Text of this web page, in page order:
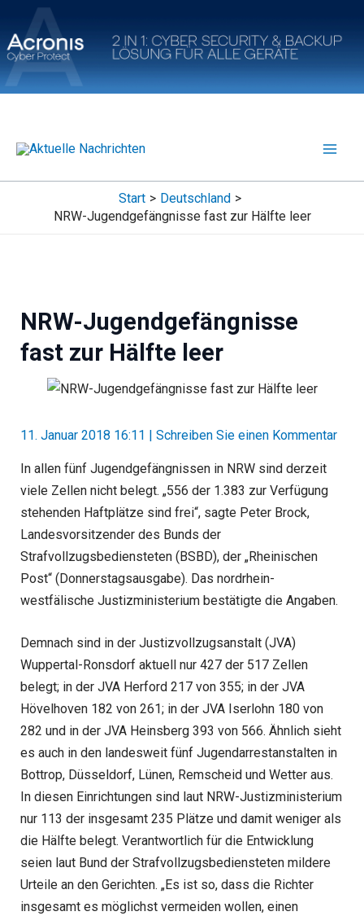
Inhalt
springen
Start
Deutschland
NRW-Jugendgefängnisse fast zur Hälfte leer
NRW-Jugendgefängnisse
fast zur Hälfte leer
11. Januar 2018 16:11 | Schreiben Sie einen Kommentar
In allen fünf Jugendgefängnissen in NRW sind derzeit
viele Zellen nicht belegt. „556 der 1.383 zur Verfügung
stehenden Haftplätze sind frei“, sagte Peter Brock,
Landesvorsitzender des Bunds der
Strafvollzugsbediensteten (BSBD), der „Rheinischen
Post“ (Donnerstagsausgabe). Das nordrhein-
westfälische Justizministerium bestätigte die Angaben.
Demnach sind in der Justizvollzugsanstalt (JVA)
Wuppertal-Ronsdorf aktuell nur 427 der 517 Zellen
belegt; in der JVA Herford 217 von 355; in der JVA
Hövelhoven 182 von 261; in der JVA Iserlohn 180 von
282 und in der JVA Heinsberg 393 von 566. Ähnlich sieht
es auch in den landesweit fünf Jugendarrestanstalten in
Bottrop, Düsseldorf, Lünen, Remscheid und Wetter aus.
In diesen Einrichtungen sind laut NRW-Justizministerium
nur 113 der insgesamt 235 Plätze und damit weniger als
die Hälfte belegt. Verantwortlich für die Entwicklung
seien laut Bund der Strafvollzugsbediensteten mildere
Urteile an den Gerichten. „Es ist so, dass die Richter
insgesamt es möglichst vermeiden wollen, einen